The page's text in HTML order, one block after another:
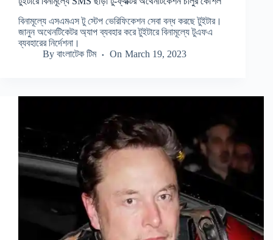
বিনামূল্যে এসএমএস টু স্টেপ ভেরিফিকেশন সেবা বন্ধ করছে টুইটার।
জানুন অথেনটিকেটর অ্যাপ ব্যবহার করে টুইটারে বিনামূল্যে টুএফএ
ব্যবহারের নির্দেশনা।
By বাংলাটেক টিম On March 19, 2023